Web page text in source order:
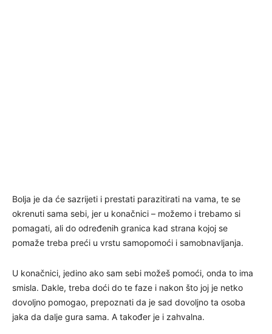
Bolja je da će sazrijeti i prestati parazitirati na vama, te se
okrenuti sama sebi, jer u konačnici – možemo i trebamo si
pomagati, ali do određenih granica kad strana kojoj se
pomaže treba preći u vrstu samopomoći i samobnavljanja.
U konačnici, jedino ako sam sebi možeš pomoći, onda to ima
smisla. Dakle, treba doći do te faze i nakon što joj je netko
dovoljno pomogao, prepoznati da je sad dovoljno ta osoba
jaka da dalje gura sama. A također je i zahvalna.